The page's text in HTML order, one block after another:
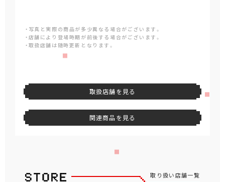
・写真と実際の商品が多少異なる場合がございます。
・店舗により登場時期が前後する場合がございます。
・取扱店舗は随時更新となります。
取扱店舗を見る
関連商品を見る
取り扱い店舗一覧